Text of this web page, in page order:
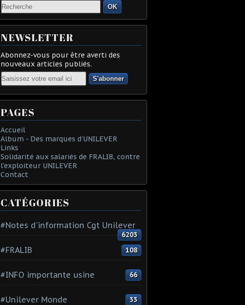
OK
NEWSLETTER
Abonnez-vous pour être averti des
nouveaux articles publiés.
Email
PAGES
Accueil
Album - Des marques d'UNILEVER
Links
Solidarité aux salariés de FRALIB, contre
l'exploiteur UNILEVER
Contact
CATÉGORIES
#Notes d'information Cgt Unilever
6203
#FRALIB 108
#INFO importante usine 66
#Unilever Monde 33